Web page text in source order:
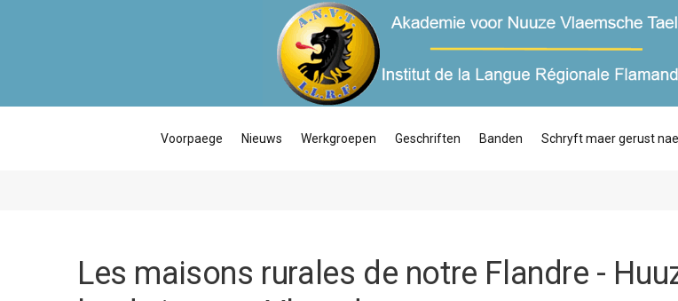
Voorpaege Nieuws Werkgroepen Geschriften Banden Schryft maer gerust
Les maisons rurales de notre Flandre -